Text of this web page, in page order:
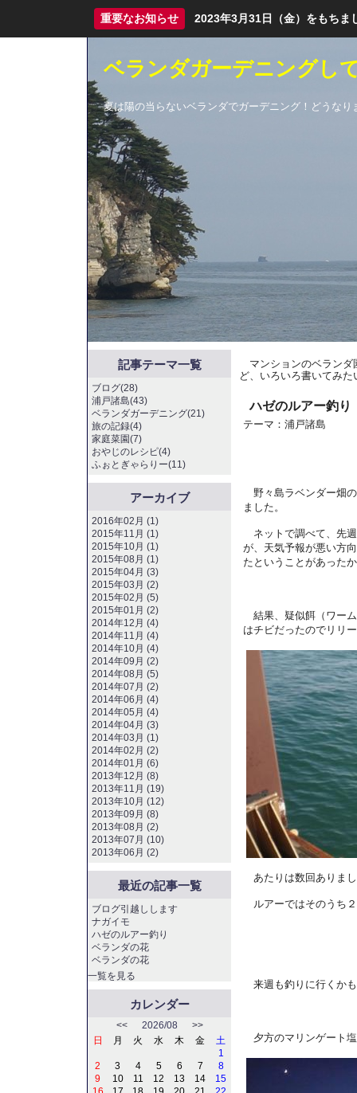
重要なお知らせ 2023年3月31日（金）をもちま
ベランダガーデニングし
夏は陽の当らないベランダでガーデニング！どうな
マンションのベランダ
ど、いろいろ書いてみ
ハゼのルアー釣り
テーマ： 浦戸諸島
野々島ラベンダー畑
ました。
ネットで調べて、先
が、天気予報が悪い方
たということがあった
結果、疑似餌（ワー
はチビだったのでリリ
あたりは数回ありま
ルアーではそのうち
来週も釣りに行くか
夕方のマリンゲート
記事テーマ一覧
ブログ(28)
浦戸諸島(43)
ベランダガーデニング(21)
旅の記録(4)
家庭菜園(7)
おやじのレシピ(4)
ふぉとぎゃらりー(11)
アーカイブ
2016年02月 (1)
2015年11月 (1)
2015年10月 (1)
2015年08月 (1)
2015年04月 (3)
2015年03月 (2)
2015年02月 (5)
2015年01月 (2)
2014年12月 (4)
2014年11月 (4)
2014年10月 (4)
2014年09月 (2)
2014年08月 (5)
2014年07月 (2)
2014年06月 (4)
2014年05月 (4)
2014年04月 (3)
2014年03月 (1)
2014年02月 (2)
2014年01月 (6)
2013年12月 (8)
2013年11月 (19)
2013年10月 (12)
2013年09月 (8)
2013年08月 (2)
2013年07月 (10)
2013年06月 (2)
最近の記事一覧
ブログ引越しします
ナガイモ
ハゼのルアー釣り
ベランダの花
ベランダの花
一覧を見る
カレンダー
<<2026/08 >>
日
月 火 水 木 金
土
1
2
3 4 5 6 7
8
9
10 11 12 13 14
15